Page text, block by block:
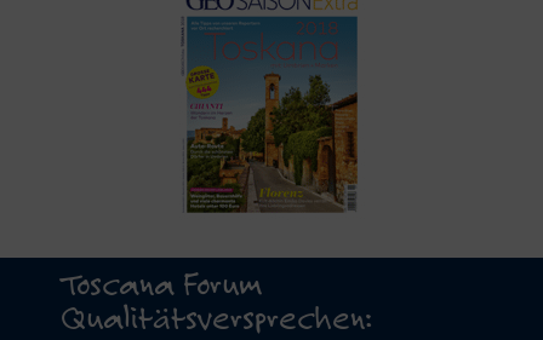
Toscana Forum
Qualitätsversprechen: